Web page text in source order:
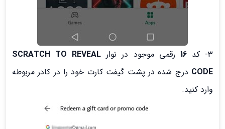
3- کد 16 رقمی موجود در نوار SCRATCH TO REVEAL
CODE درج شده در پشت گیفت کارت خود را در کادر مربوطه
وارد کنید.